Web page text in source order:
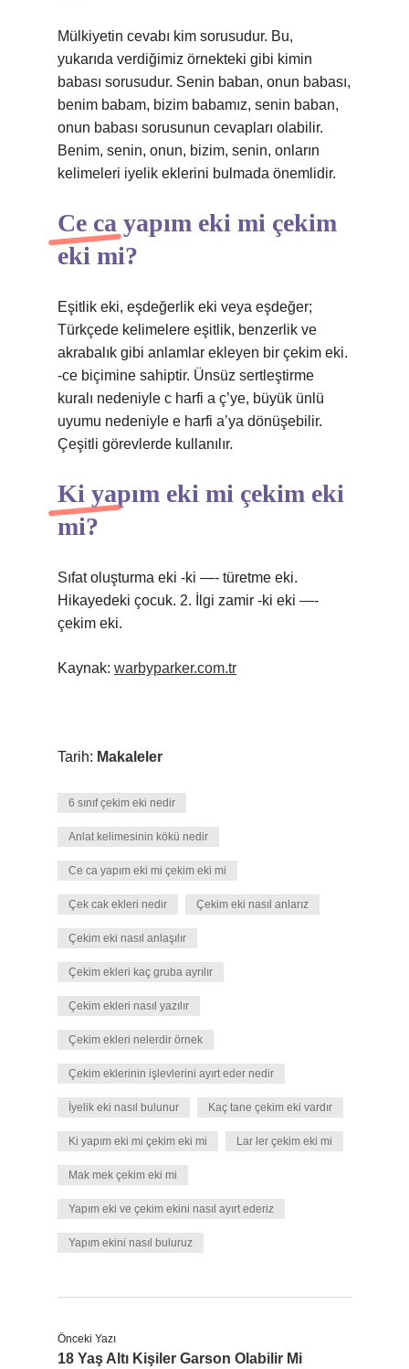
Mülkiyetin cevabı kim sorusudur. Bu,
yukarıda verdiğimiz örnekteki gibi kimin
babası sorusudur. Senin baban, onun babası,
benim babam, bizim babamız, senin baban,
onun babası sorusunun cevapları olabilir.
Benim, senin, onun, bizim, senin, onların
kelimeleri iyelik eklerini bulmada önemlidir.
Ce ca yapım eki mi çekim
eki mi?
Eşitlik eki, eşdeğerlik eki veya eşdeğer;
Türkçede kelimelere eşitlik, benzerlik ve
akrabalık gibi anlamlar ekleyen bir çekim eki.
-ce biçimine sahiptir. Ünsüz sertleştirme
kuralı nedeniyle c harfi a ç’ye, büyük ünlü
uyumu nedeniyle e harfi a’ya dönüşebilir.
Çeşitli görevlerde kullanılır.
Ki yapım eki mi çekim eki
mi?
Sıfat oluşturma eki -ki —- türetme eki.
Hikayedeki çocuk. 2. İlgi zamir -ki eki —-
çekim eki.
Kaynak: warbyparker.com.tr
Tarih: Makaleler
6 sınıf çekim eki nedir
Anlat kelimesinin kökü nedir
Ce ca yapım eki mi çekim eki mi
Çek cak ekleri nedir Çekim eki nasıl anlarız
Çekim eki nasıl anlaşılır
Çekim ekleri kaç gruba ayrılır
Çekim ekleri nasıl yazılır
Çekim ekleri nelerdir örnek
Çekim eklerinin işlevlerini ayırt eder nedir
İyelik eki nasıl bulunur Kaç tane çekim eki vardır
Ki yapım eki mi çekim eki mi Lar ler çekim eki mi
Mak mek çekim eki mi
Yapım eki ve çekim ekini nasıl ayırt ederiz
Yapım ekini nasıl buluruz
Önceki Yazı
18 Yaş Altı Kişiler Garson Olabilir Mi